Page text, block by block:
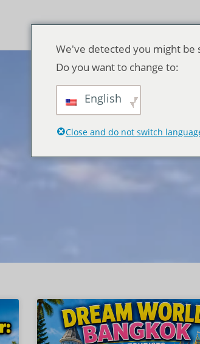
We've detected you might be
Do you want to change to:
English
Close and do not switch